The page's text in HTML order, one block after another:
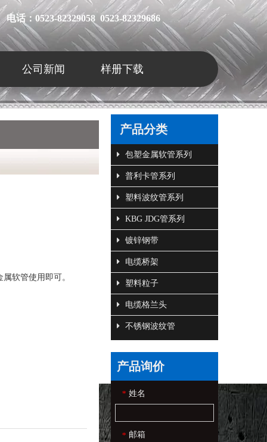
电话：0523-82329058 0523-82329686
公司新闻 样册下载
软管使用即可。
产品分类
包塑金属软管系列
普利卡管系列
塑料波纹管系列
KBG JDG管系列
镀锌钢带
电缆桥架
塑料粒子
电缆格兰头
不锈钢波纹管
产品询价
* 姓名
* 邮箱